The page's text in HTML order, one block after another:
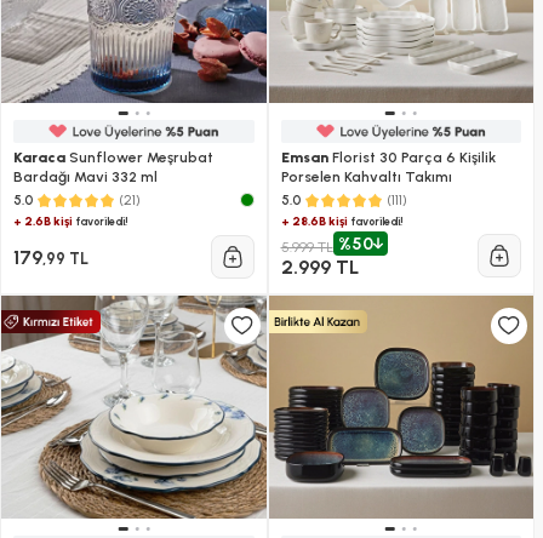
Karaca Sunflower Meşrubat
Bardağı Mavi 332 ml
5.0 (21)
+ 2.6B kişi favoriledi!
179,99 TL
EmsanFlorist 30 Parça 6 Kişilik
Porselen Kahvaltı Takımı
5.0 (111)
+ 28.6B kişifavoriledi!
5.999 TL %50
2.999 TL